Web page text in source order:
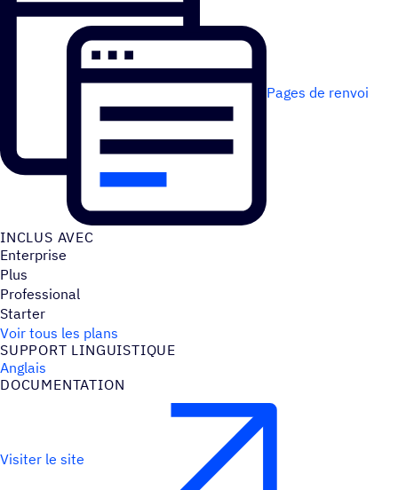
Pages de renvoi
INCLUS AVEC
Enterprise
Plus
Professional
Starter
Voir tous les plans
SUPPORT LINGUIS­TIQUE
Anglais
DOCU­MEN­TA­TION
Visiter le site